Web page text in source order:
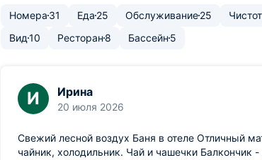
Номера 31 Еда 25 Обслуживание25
Вид10 Ресторан 8 Бассейн 5
И Ирина
20 июля 2026
Свежий лесной воздух Баня в отеле Отличный
чайник, холодильник. Чай и чашечки